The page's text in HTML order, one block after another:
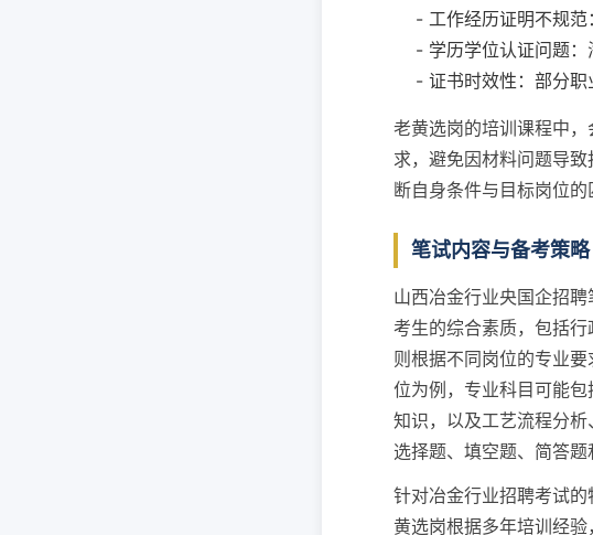
- 工作经历证明不规
- 学历学位认证问题
- 证书时效性：部分
老黄选岗的培训课程中
求，避免因材料问题导
断自身条件与目标岗位的
笔试内容与备考策略
山西冶金行业央国企招
考生的综合素质，包括
则根据不同岗位的专业
位为例，专业科目可能
知识，以及工艺流程分
选择题、填空题、简答
针对冶金行业招聘考试
黄选岗根据多年培训经